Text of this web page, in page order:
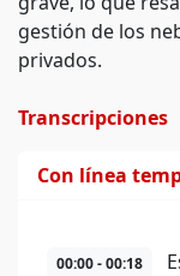
gestión de los
privados.
Transcripciones
Con línea
00:00 - 00:18